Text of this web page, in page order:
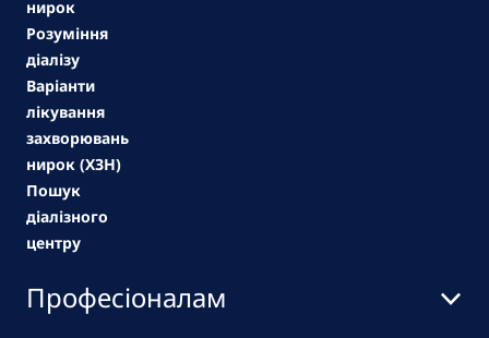
нирок
Розуміння
діалізу
Варіанти
лікування
захворювань
нирок (ХЗН)
Пошук
діалізного
центру
Професіоналам